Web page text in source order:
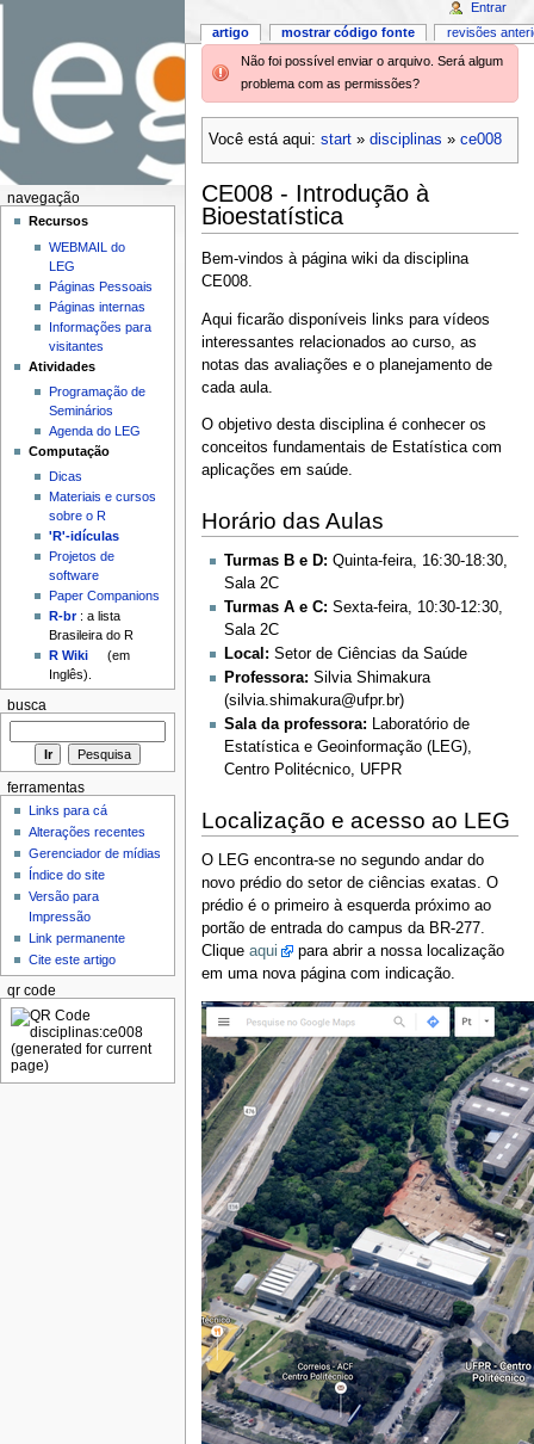
Não foi possível enviar o arquivo. Será algum
problema com as permissões?
Você está aqui: start» disciplinas » ce008
CE008 - Introdução à
Bioestatística
Bem-vindos à página wiki da disciplina
CE008.
Aqui ficarão disponíveis links para vídeos
interessantes relacionados ao curso, as
notas das avaliações e o planejamento de
cada aula.
O objetivo desta disciplina é conhecer os
conceitos fundamentais de Estatística com
aplicações em saúde.
Horário das Aulas
Turmas B e D: Quinta-feira, 16:30-18:30,
Sala 2C
Turmas A e C: Sexta-feira, 10:30-12:30,
Sala 2C
Local: Setor de Ciências da Saúde
Professora: Silvia Shimakura
(silvia.shimakura@ufpr.br)
Sala da professora: Laboratório de
Estatística e Geoinformação (LEG),
Centro Politécnico, UFPR
Localização e acesso ao LEG
O LEG encontra-se no segundo andar do
novo prédio do setor de ciências exatas. O
prédio é o primeiro à esquerda próximo ao
portão de entrada do campus da BR-277.
Clique aqui
para abrir a nossa localização
em uma nova página com indicação.
artigo mostrar código fonte revisões
Entrar
navegação
Recursos
WEBMAIL do
LEG
Páginas Pessoais
Páginas internas
Informações para
visitantes
Atividades
Programação de
Seminários
Agenda do LEG
Computação
Dicas
Materiais e cursos
sobre o R
'R'-idículas
Projetos de
software
Paper Companions
R-br: a lista
Brasileira do R
R Wiki
(em
Inglês).
busca
ferramentas
Links para cá
Alterações recentes
Gerenciador de mídias
Índice do site
Versão para
Impressão
Link permanente
Cite este artigo
qr code